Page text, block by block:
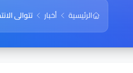
الرئيسية أخبار تتوالى